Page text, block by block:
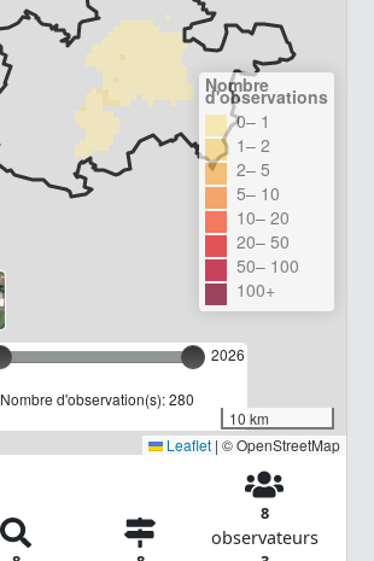
2026
Nombre d'observation(s): 280
Nombre
d'observations
0– 1
1– 2
2– 5
5– 10
10– 20
20– 50
50– 100
100+
10 km
Leaflet | © OpenStreetMap
8
observateurs